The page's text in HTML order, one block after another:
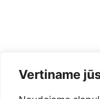
Vertiname